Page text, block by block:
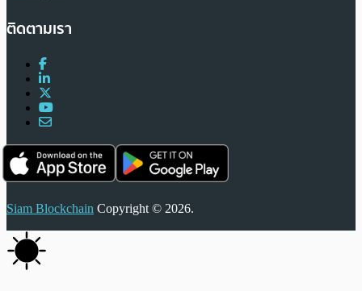
ติดตามเรา
Siam Blockchain Copyright © 2026.